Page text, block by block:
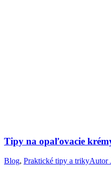
Tipy na opaľovacie
Blog, Praktické tipy a trikyAutor